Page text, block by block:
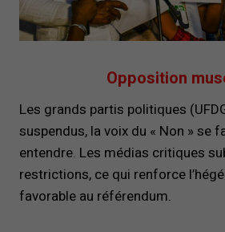
Opposition
Les grands partis politiques
suspendus, la voix du « Non » se
entendre. Les médias critiques
restrictions, ce qui renforce
favorable au référendum.